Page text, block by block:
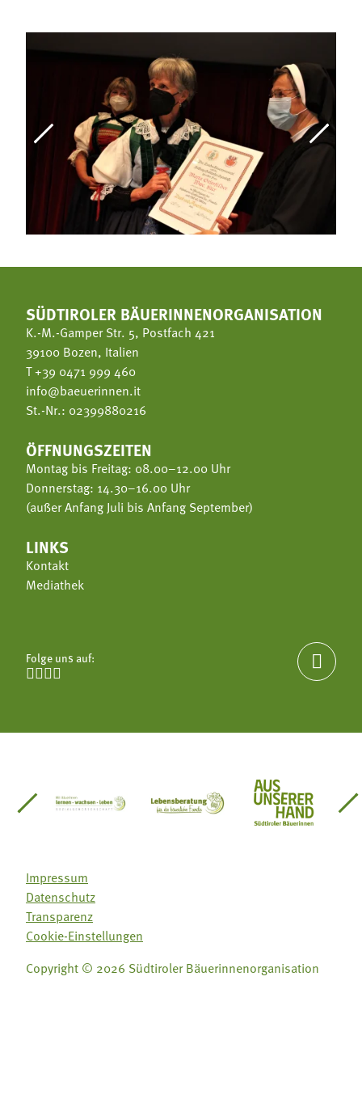
SÜDTIROLER BÄUERINNENORGANISATION
K.-M.-Gamper Str. 5, Postfach 421
39100 Bozen, Italien
T+39 0471 999 460
info@baeuerinnen.it
St.-Nr.: 02399880216
ÖFFNUNGSZEITEN
Montag bis Freitag: 08.00–12.00 Uhr
Donnerstag: 14.30–16.00 Uhr
(außer Anfang Juli bis Anfang September)
LINKS
Kontakt
Mediathek
Folge uns auf:


Südtirol
Gärtnervereinigung
Sozialgenossenschaft Mit Bäuerinnen lernen -
Lebensberatung für dieAus unserer
Impressum
Datenschutz
Transparenz
Cookie-Einstellungen
Copyright © 2026 Südtiroler Bäuerinnenorganisation